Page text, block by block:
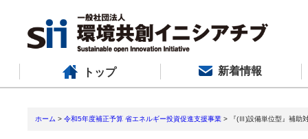
トップ 新着情報
ホーム > 令和5年度補正予算 省エネルギー投資促進支援事業 > 『(Ⅲ)設備単位型』補助